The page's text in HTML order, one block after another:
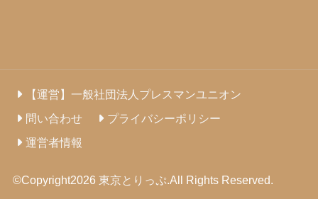
【運営】一般社団法人プレスマンユニオン
問い合わせ
プライバシーポリシー
運営者情報
©Copyright2026 東京とりっぷ.All Rights Reserved.